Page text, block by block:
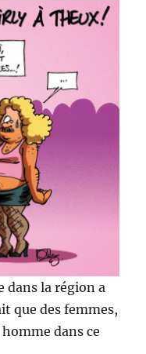
dans la région a
que des femmes,
dans ce